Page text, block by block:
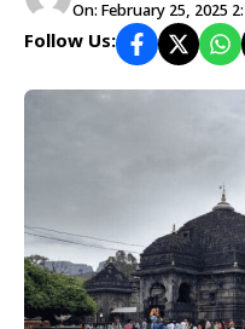
On: February 25, 2025
Follow Us: